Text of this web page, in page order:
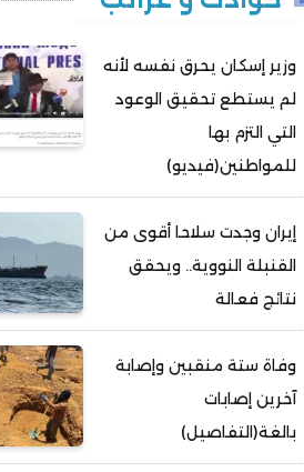
وزير إسكان يحرق نفسه لأنه
لم يستطع تحقيق الوعود
التي التزم بها
للمواطنين(فيديو)
إيران وجدت سلاحا أقوى من
القنبلة النووية.. ويحقق
نتائج فعالة
وفاة ستة منقبين وإصابة
آخرين إصابات
بالغة(التفاصيل)